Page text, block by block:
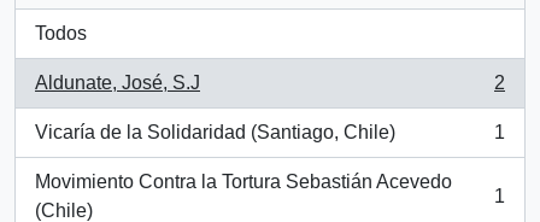
Todos
Aldunate, José, S.J
, 2 resultados
2
Vicaría de la Solidaridad (Santiago, Chile)
, 1 resultados
1
Movimiento Contra la Tortura Sebastián Acevedo
(Chile)
, 1 resultados
1